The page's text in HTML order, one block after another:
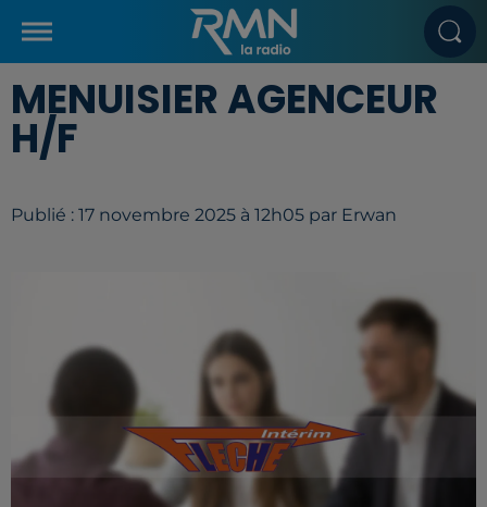
MENUISIER AGENCEUR
H/F
Publié : 17 novembre 2025 à 12h05 par Erwan